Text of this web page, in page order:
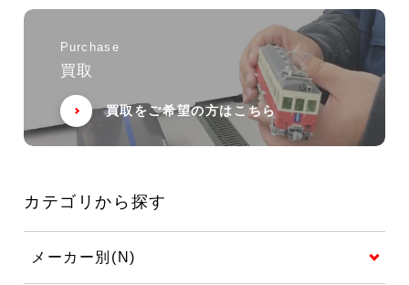
Purchase
買取
買取をご希望の方はこちら
カテゴリから探す
メーカー別(N)